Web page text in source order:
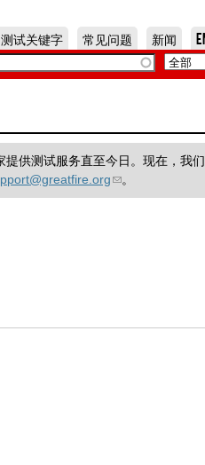
测试关键字 常见问题 新闻
供测试服务直至今日。现在，我
。